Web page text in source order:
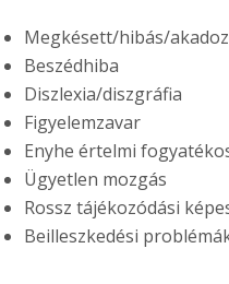
Megkésett/hibás/
Beszédhiba
Diszlexia/diszgráfia
Figyelemzavar
Enyhe értelmi
Ügyetlen mozgás
Rossz tájékozódási
Beilleszkedési